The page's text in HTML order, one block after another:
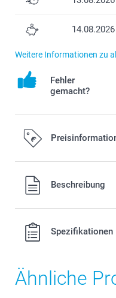
14.08.2026
Weitere Informationen zu
Fehler
gemacht?
Alle Preise verstehen
Versandkosten.Beschreibung
Spezifikationen
Ähnliche